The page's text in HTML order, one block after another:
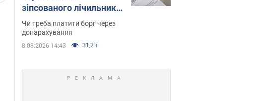
зіпсованого лічильника:
суддя ухвалив
неочікуване рішення
Чи треба платити борг через
донарахування
8.08.2026 14:43 31,2 т.